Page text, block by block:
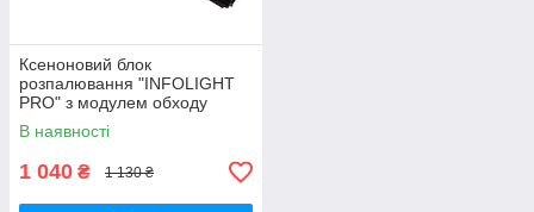
Ксеноновий блок
розпалювання "INFOLIGHT
PRO" з модулем обходу
помилки борт.комп'ютера (12
V)(35 W)(AC)
В наявності
1 040 ₴ 1 130 ₴